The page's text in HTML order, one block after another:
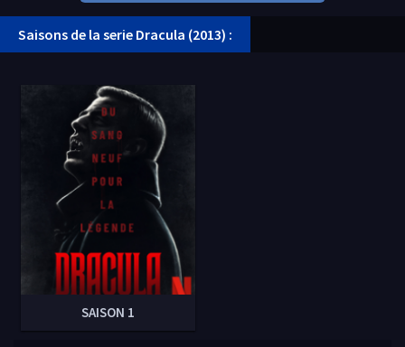
Saisons de la serie Dracula (2013) :
SAISON 1